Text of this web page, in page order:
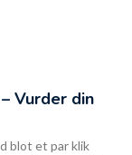
Vurder din
blot et par klik